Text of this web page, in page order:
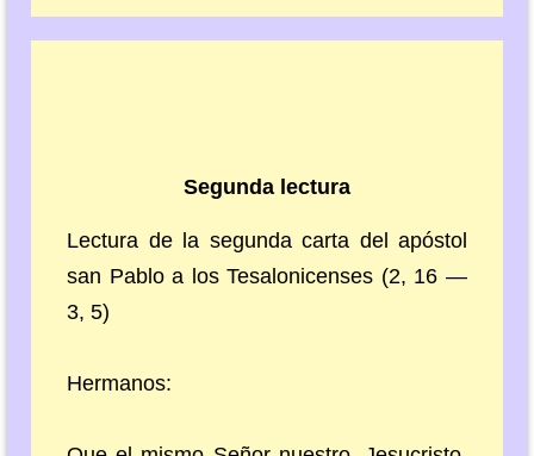
Segunda lectura
Lectura de la segunda carta del apóstol
san Pablo a los Tesalonicenses (2, 16 —
3, 5)
Hermanos: